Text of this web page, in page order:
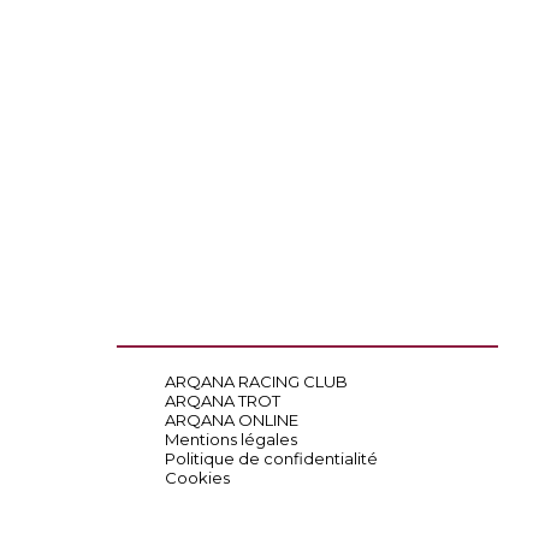
ARQANA RACING CLUB
ARQANA TROT
ARQANA ONLINE
Mentions légales
Politique de confidentialité
Cookies